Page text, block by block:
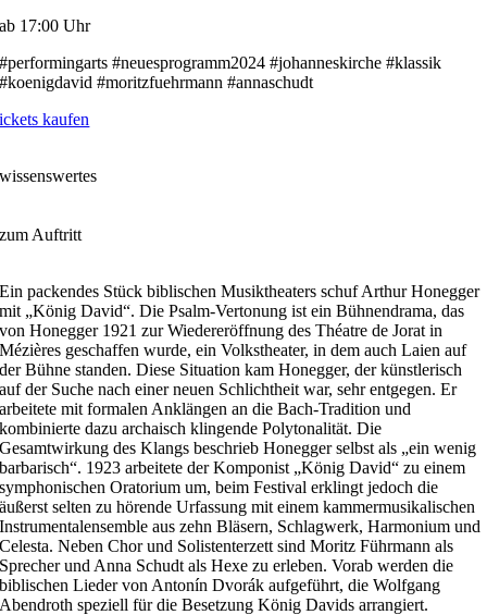
ab 17:00 Uhr
#performingarts #neuesprogramm2024 #johanneskirche #klassik
#koenigdavid #moritzfuehrmann #annaschudt
kaufen
wissenswertes
zum Auftritt
Ein packendes Stück biblischen Musiktheaters schuf Arthur Honegger
mit „König David“. Die Psalm-Vertonung ist ein Bühnendrama, das
von Honegger 1921 zur Wiedereröffnung des Théatre de Jorat in
Mézières geschaffen wurde, ein Volkstheater, in dem auch Laien auf
der Bühne standen. Diese Situation kam Honegger, der künstlerisch
auf der Suche nach einer neuen Schlichtheit war, sehr entgegen. Er
arbeitete mit formalen Anklängen an die Bach-Tradition und
kombinierte dazu archaisch klingende Polytonalität. Die
Gesamtwirkung des Klangs beschrieb Honegger selbst als „ein wenig
barbarisch“. 1923 arbeitete der Komponist „König David“ zu einem
symphonischen Oratorium um, beim Festival erklingt jedoch die
äußerst selten zu hörende Urfassung mit einem kammermusikalischen
Instrumentalensemble aus zehn Bläsern, Schlagwerk, Harmonium und
Celesta. Neben Chor und So­listenterzett sind Moritz Führmann als
Sprecher und Anna Schudt als Hexe zu erleben. Vorab werden die
biblischen Lieder von Antonín Dvorák aufgeführt, die Wolfgang
Abendroth speziell für die Besetzung König Davids arrangiert.